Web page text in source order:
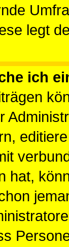
legt
ich
hat,